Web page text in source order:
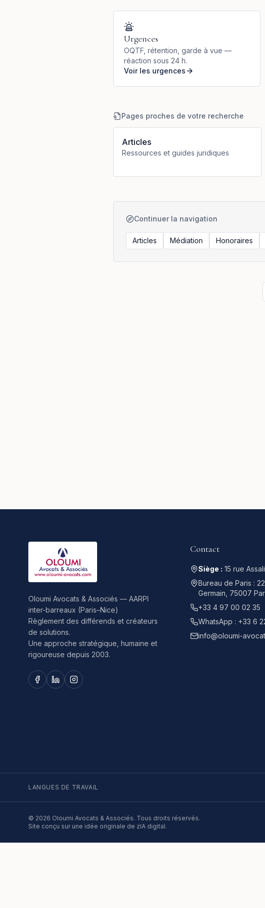
Urgences
OQTF, rétention, garde à vue —
réaction sous 24 h.
Voir les urgences
Pages proches de votre recherche
Articles
Ressources et guides juridiques
Continuer la navigation
Articles Médiation Honoraires
Oloumi Avocats & Associés — AARPI
inter-barreaux (Paris–Nice)
Règlement des différends et créateurs
de solutions.
Une approche stratégique, humaine et
rigoureuse depuis 2003.
Contact
Siège : 15 rue
Bureau de Paris :
Germain, 75007
+33 4 97 00 02 35
WhatsApp : +33 6
info@oloumi-
LANGUES DE TRAVAIL
© 2026 Oloumi Avocats & Associés. Tous droits réservés.
Site conçu sur une idée originale de zIA digital.